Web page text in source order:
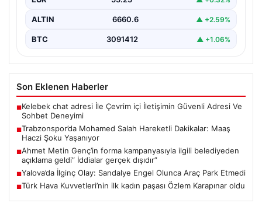
ALTIN 6660.6 ▲ +2.59%
BTC 3091412 ▲ +1.06%
Son Eklenen Haberler
■Kelebek chat adresi İle Çevrim içi İletişimin Güvenli Adresi Ve
Sohbet Deneyimi
■Trabzonspor’da Mohamed Salah Hareketli Dakikalar: Maaş
Haczi Şoku Yaşanıyor
■Ahmet Metin Genç’in forma kampanyasıyla ilgili belediyeden
açıklama geldi” İddialar gerçek dışıdır”
■Yalova’da İlginç Olay: Sandalye Engel Olunca Araç Park Etmedi
■Türk Hava Kuvvetleri’nin ilk kadın paşası Özlem Karapınar oldu